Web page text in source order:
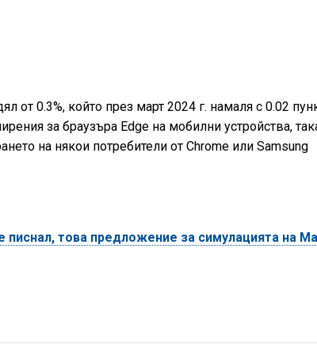
от 0.3%, който през март 2024 г. намаля с 0.02
за браузъра Edge на мобилни устройства,
на някои потребители от Chrome или Samsung
писнал, това предложение за симулацията на